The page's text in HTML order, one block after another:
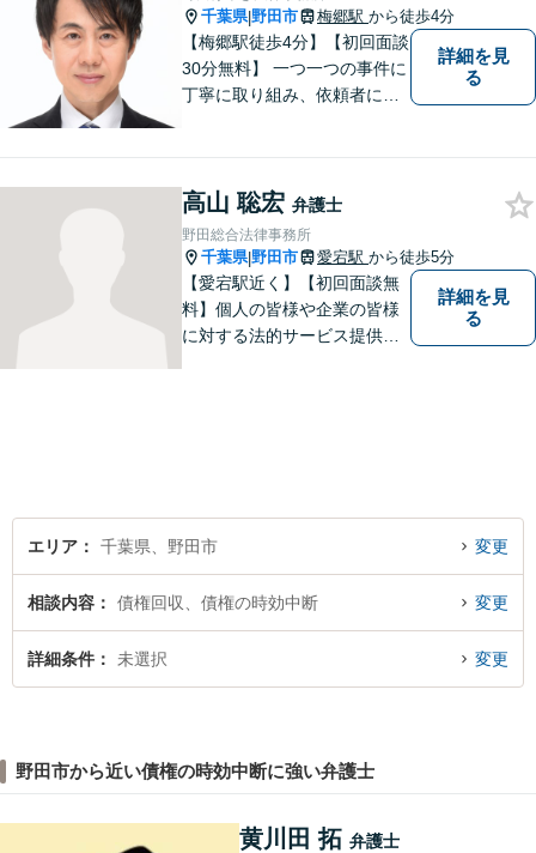
千葉県|野田市 梅郷駅 から徒歩4分
【梅郷駅徒歩4分】【初回面談
30分無料】 一つ一つの事件に
丁寧に取り組み、依頼者にと
す。
詳細を見
る
高山 聡宏 弁護士
野田総合法律事務所
千葉県|野田市 愛宕駅 から徒歩5分
【愛宕駅近く】【初回面談無
料】個人の皆様や企業の皆様
に対する法的サービス提供に
詳細を見
る
エリア 千葉県、野田市 変更
相談内容 債権回収、債権の時効中断 変更
詳細条件 未選択 変更
野田市から近い債権の時効中断に強い弁護士
黄川田 拓 弁護士